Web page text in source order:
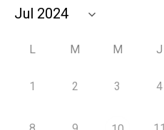
L M M J
1 2 3 4